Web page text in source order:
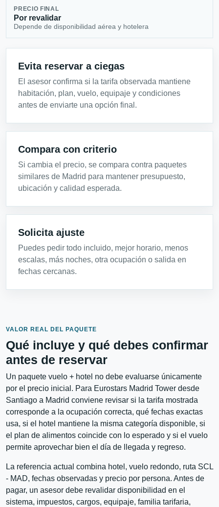
PRECIO FINAL
Por revalidar
Depende de disponibilidad aérea y hotelera
Evita reservar a ciegas
El asesor confirma si la tarifa observada mantiene
habitación, plan, vuelo, equipaje y condiciones
antes de enviarte una opción final.
Compara con criterio
Si cambia el precio, se compara contra paquetes
similares de Madrid para mantener presupuesto,
ubicación y calidad esperada.
Solicita ajuste
Puedes pedir todo incluido, mejor horario, menos
escalas, más noches, otra ocupación o salida en
fechas cercanas.
VALOR REAL DEL PAQUETE
Qué incluye y qué debes confirmar
antes de reservar
Un paquete vuelo + hotel no debe evaluarse únicamente
por el precio inicial. Para Eurostars Madrid Tower desde
Santiago a Madrid conviene revisar si la tarifa mostrada
corresponde a la ocupación correcta, qué fechas exactas
usa, si el hotel mantiene la misma categoría disponible, si
el plan de alimentos coincide con lo esperado y si el vuelo
permite aprovechar bien el día de llegada y regreso.
La referencia actual combina hotel, vuelo redondo, ruta SCL
- MAD, fechas observadas y precio por persona. Antes de
pagar, un asesor debe revalidar disponibilidad en el
sistema, impuestos, cargos, equipaje, familia tarifaria,